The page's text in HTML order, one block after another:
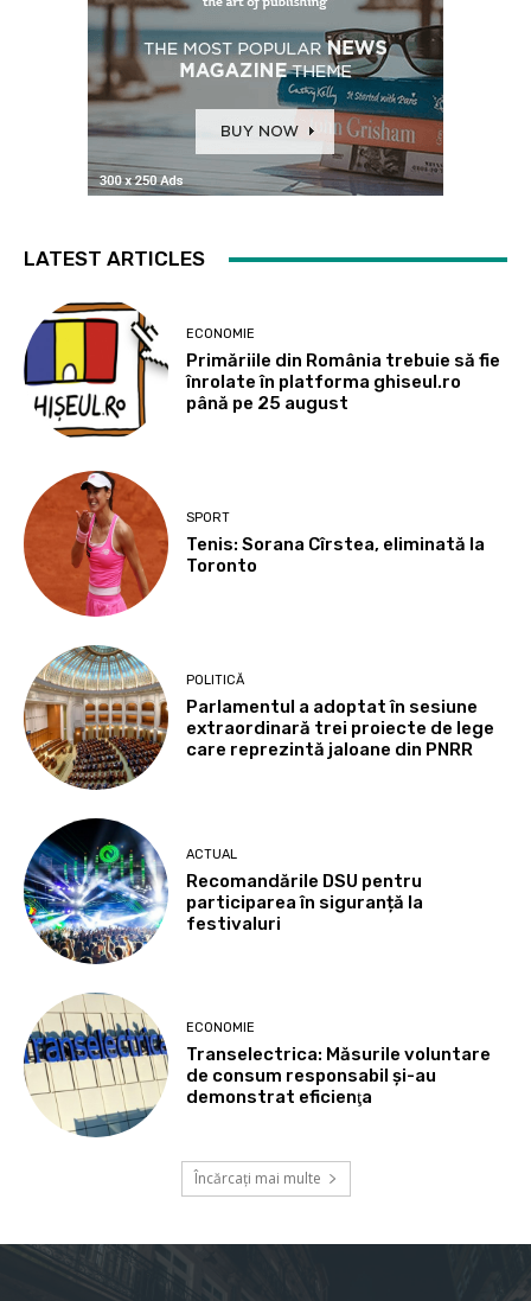
LATEST ARTICLES
ECONOMIE
Primăriile din România trebuie să fie
înrolate în platforma ghiseul.ro
până pe 25 august
SPORT
Tenis: Sorana Cîrstea, eliminată la
Toronto
POLITICĂ
Parlamentul a adoptat în sesiune
extraordinară trei proiecte de lege
care reprezintă jaloane din PNRR
ACTUAL
Recomandările DSU pentru
participarea în siguranță la
festivaluri
ECONOMIE
Transelectrica: Măsurile voluntare
de consum responsabil şi-au
demonstrat eficienţa
Încărcați mai multe